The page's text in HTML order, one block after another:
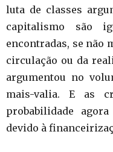
luta de classes
capitalismo são
encontradas, se não
circulação ou da
argumentou no
mais-valia. E as
probabilidade
devido à